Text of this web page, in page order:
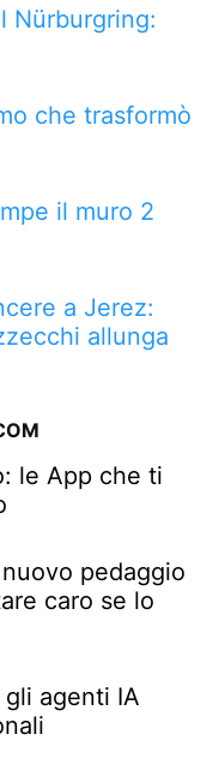
Nürburgring:
che trasformò
il muro 2
a Jerez:
allunga
le App che ti
pedaggio
caro se lo
agenti IA